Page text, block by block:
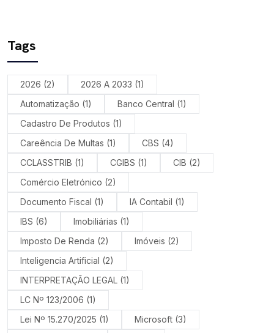
Tags
2026 (2) 2026 A 2033 (1)
Automatização (1) Banco Central (1)
Cadastro De Produtos (1)
Careência De Multas (1) CBS (4)
CCLASSTRIB (1) CGIBS (1) CIB (2)
Comércio Eletrónico (2)
Documento Fiscal (1) IA Contabil (1)
IBS (6) Imobiliárias (1)
Imposto De Renda (2) Imóveis (2)
Inteligencia Artificial (2)
INTERPRETAÇÃO LEGAL (1)
LC Nº 123/2006 (1)
Lei Nº 15.270/2025 (1) Microsoft (3)